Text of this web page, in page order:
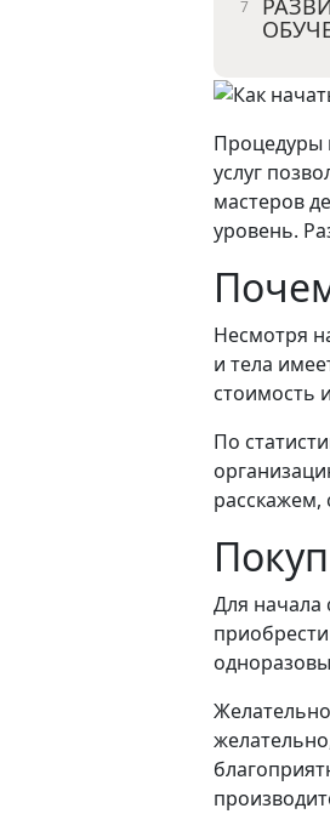
Процедуры
услуг
мастеров
уровень.
Несмотря
и тела
стоимость
По
расскажем,
Для начала